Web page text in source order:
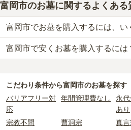
富岡市のお墓に関するよくある
富岡市でお墓を購入するには、い
富岡市での購入費用の目安は、一般墓
万円、永代供養墓が約88万円です。
2つが主な費用となります。
の一般墓の永代使用料の平均は
平均
です。いずれも区画の
樹木葬・納骨堂・永代供養墓は、基本
富岡市で安くお墓を購入するには
別)からお求めいただけます。
する「合祀墓（ごうしぼ）」と呼ばれ
比べて省スペースで管理の手間がかか
されています。
こだわり条件から富岡市のお墓を探す
バリアフリー対
応
年間管理費なし
永
あり
宗教不問
曹洞宗 真